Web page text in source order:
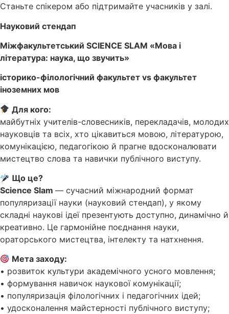
Станьте спікером або підтримайте учасників у залі.
Науковий стендап
Міжфакультетський SCIENCE SLAM «Мова і
література: наука, що звучить»
історико-філологічний факультет vs факультет
іноземних мов
Для кого:
майбутніх учителів-словесників, перекладачів, молодих
науковців та всіх, хто цікавиться мовою, літературою,
комунікацією, педагогікою й прагне вдосконалювати
мистецтво слова та навички публічного виступу.
Що це?
Science Slam — сучасний міжнародний формат
популяризації науки (науковий стендап), у якому
складні наукові ідеї презентують доступно, динамічно й
креативно. Це гармонійне поєднання науки,
ораторського мистецтва, інтелекту та натхнення.
Мета заходу:
• розвиток культури академічного усного мовлення;
• формування навичок наукової комунікації;
• популяризація філологічних і педагогічних ідей;
• удосконалення майстерності публічного виступу;